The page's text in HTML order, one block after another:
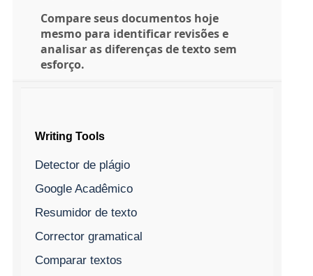
Compare seus documentos hoje
mesmo para identificar revisões e
analisar as diferenças de texto sem
esforço.
Writing Tools
Detector de plágio
Google Acadêmico
Resumidor de texto
Corrector gramatical
Comparar textos